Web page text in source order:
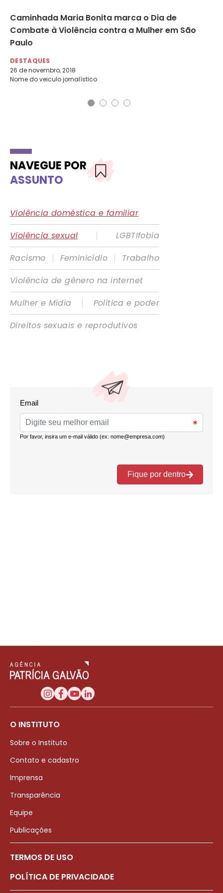
Caminhada Maria Bonita marca o Dia de
Combate à Violência contra a Mulher em São
Paulo
DESTAQUES
26 de novembro, 2018
Nome do veiculo jornalístico
NAVEGUE POR
ASSUNTO
Violência doméstica e familiar
Violência sexual
|
LGBTIfobia
Racismo
| Feminicídio |
Trabalho
Violência de gênero na internet
Mulher e Mídia
|
Política e poder
Direitos sexuais e reprodutivos
O INSTITUTO
Sobre o Instituto
Contato e cadastro
Imprensa
Transparência
Equipe
Publicações
TERMOS DE USO
POLÍTICA DE PRIVACIDADE